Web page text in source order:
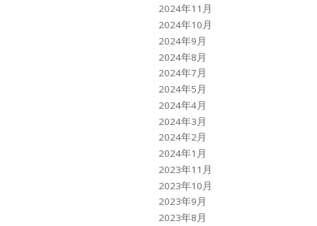
2024年11月
2024年10月
2024年9月
2024年8月
2024年7月
2024年5月
2024年4月
2024年3月
2024年2月
2024年1月
2023年11月
2023年10月
2023年9月
2023年8月